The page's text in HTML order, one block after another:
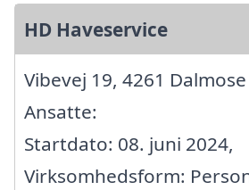
HD Haveservice
Vibevej 19, 4261 Dalmose
Ansatte:
Startdato: 08. juni 2024,
Virksomhedsform: